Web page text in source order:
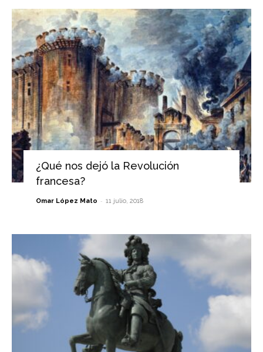
¿Qué nos dejó la Revolución
francesa?
Omar López Mato - 11 julio, 2018